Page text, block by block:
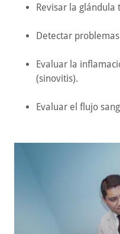
Revisar la glándula
Detectar
Evaluar la
(sinovitis).
Evaluar el flujo